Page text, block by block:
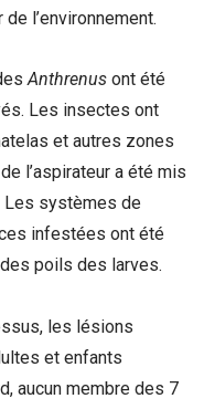
l’environnement.
Anthrenus ont été
Les insectes ont
et autres zones
l’aspirateur a été mis
Les systèmes de
infestées ont été
poils des larves.
les lésions
et enfants
aucun membre des 7